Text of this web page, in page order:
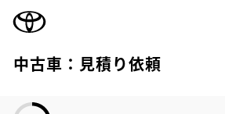
中古車：見積り依頼